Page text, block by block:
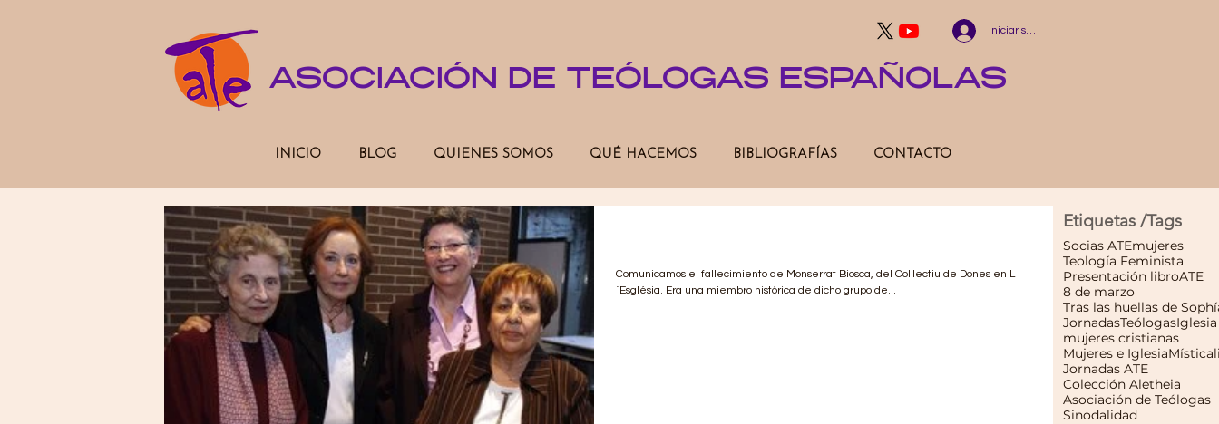
Iniciar sesión
ASOCIACIÓN DE TEÓLOGAS ESPAÑOLAS
Comunicamos el fallecimiento de Monserrat Biosca, del Col·lectiu de Dones en L
´Església. Era una miembro histórica de dicho grupo de...
Etiquetas /Tags
Socias ATEmujeres
Teología Feminista
Presentación libroATE
8 de marzo
Tras las huellas de
JornadasTeólogasIglesia
mujeres cristianas
Mujeres e IglesiaMística
Jornadas ATE
Colección Aletheia
Asociación de Teólogas
Sinodalidad
INICIO BLOG QUIENES SOMOS QUÉ HACEMOS BIBLIOGRAFÍAS CONTACTO